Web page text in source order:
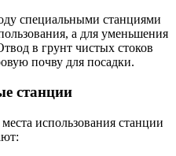
специальными станциями
а для уменьшения
в грунт чистых стоков
почву для посадки.
станции
использования станции